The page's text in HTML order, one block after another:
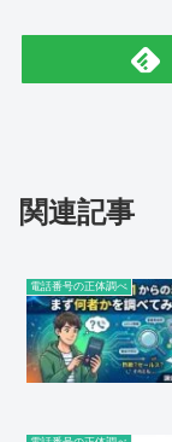
関連記事
電話番号の正体調べ